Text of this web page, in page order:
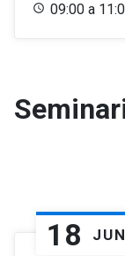
09:00 a
18 JUN